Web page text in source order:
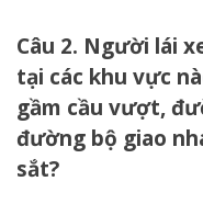
Câu 2. Người lái
tại các khu vực
gầm cầu vượt,
đường bộ giao
sắt?